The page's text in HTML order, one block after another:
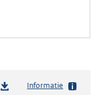
Informatie